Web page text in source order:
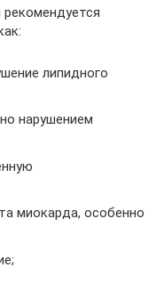
липидного
нарушением
миокарда, особенно